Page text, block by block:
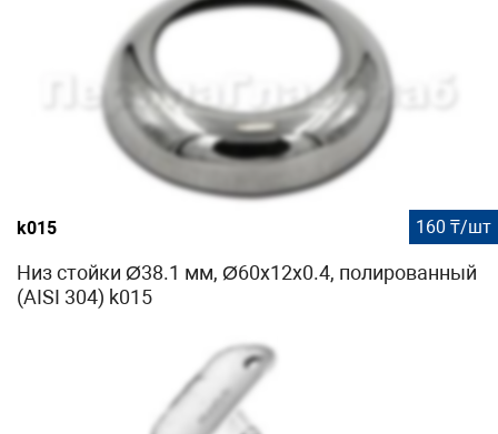
k015 160 ₸/шт
Низ стойки Ø38.1 мм, Ø60х12х0.4, полированный
(AISI 304) k015